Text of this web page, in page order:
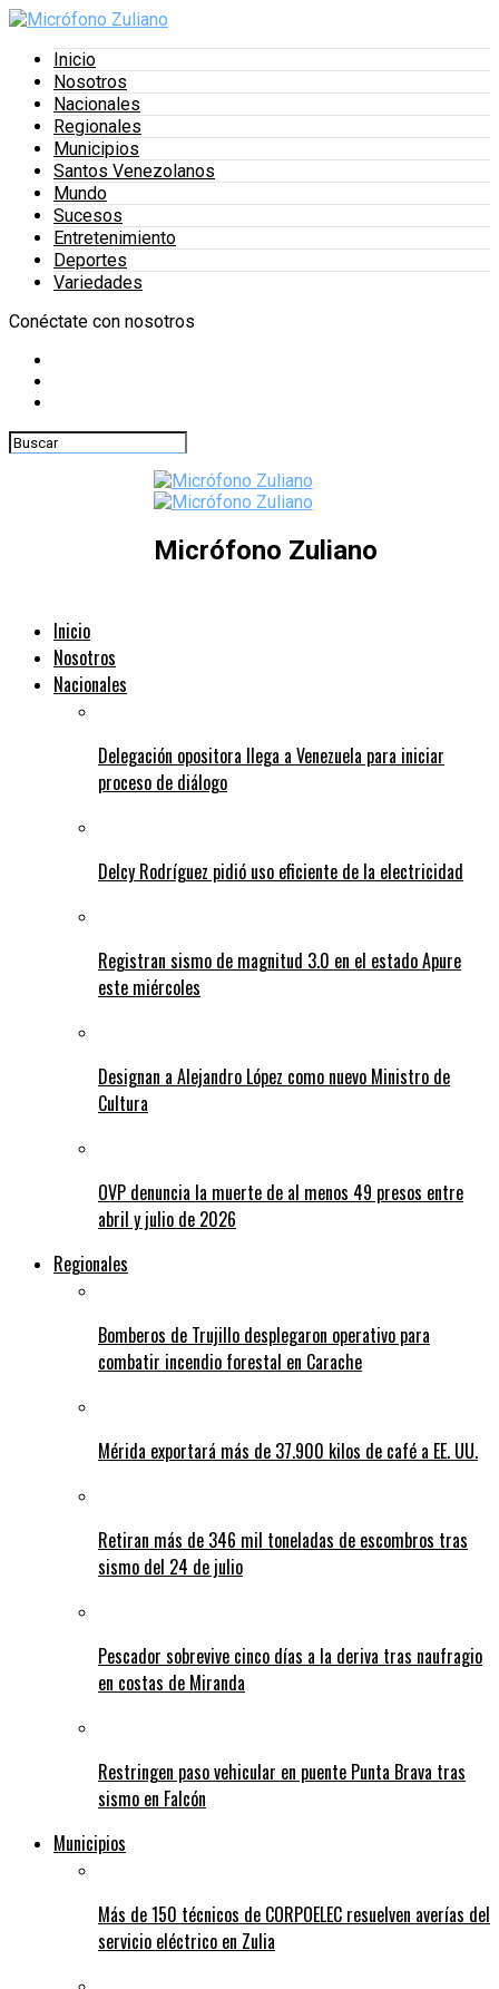
Inicio
Nosotros
Nacionales
Regionales
Municipios
Santos Venezolanos
Mundo
Sucesos
Entretenimiento
Deportes
Variedades
Conéctate con nosotros
Micrófono Zuliano
Inicio
Nosotros
Nacionales
Delegación opositora llega a Venezuela para iniciar
proceso de diálogo
Delcy Rodríguez pidió uso eficiente de la electricidad
Registran sismo de magnitud 3.0 en el estado Apure
este miércoles
Designan a Alejandro López como nuevo Ministro de
Cultura
OVP denuncia la muerte de al menos 49 presos entre
abril y julio de 2026
Regionales
Bomberos de Trujillo desplegaron operativo para
combatir incendio forestal en Carache
Mérida exportará más de 37.900 kilos de café a EE. UU.
Retiran más de 346 mil toneladas de escombros tras
sismo del 24 de julio
Pescador sobrevive cinco días a la deriva tras naufragio
en costas de Miranda
Restringen paso vehicular en puente Punta Brava tras
sismo en Falcón
Municipios
Más de 150 técnicos de CORPOELEC resuelven averías del
servicio eléctrico en Zulia